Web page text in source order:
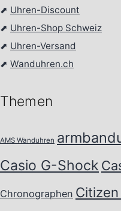
⬈ Uhren-Discount
⬈ Uhren-Shop Schweiz
⬈ Uhren-Versand
⬈ Wanduhren.ch
Themen
AMS Wanduhren
Casio G-Shock
Chronographen